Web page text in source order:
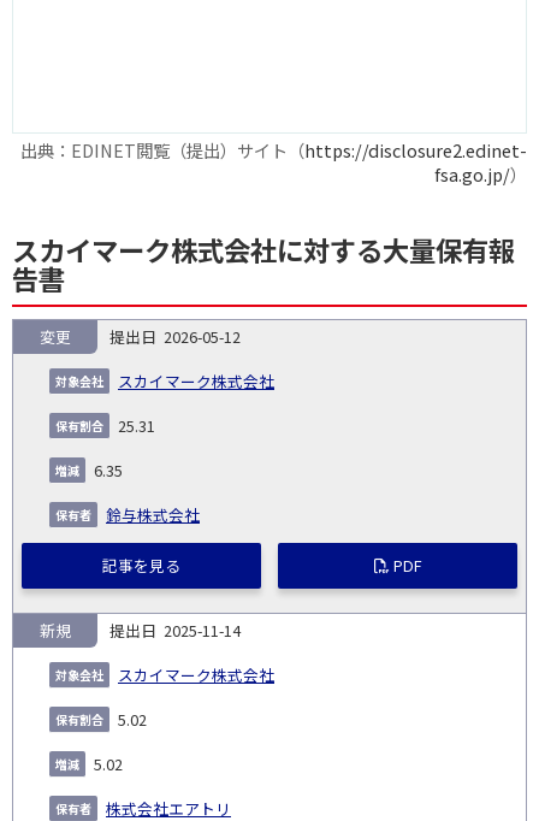
出典：EDINET閲覧（提出）サイト（https://disclosure2.edinet-
fsa.go.jp/）
スカイマーク株式会社に対する大量保有報
告書
NO.
告
義
務
発
生
日
提
日
証券
対
2026-05-12
スカイマーク株式会社
変更
25.31
6.35
鈴与株式会社
記事を見る PDF
2025-11-14
スカイマーク株式会社
新規
5.02
5.02
株式会社エアトリ